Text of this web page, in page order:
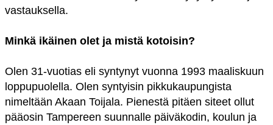
vastauksella.
Minkä ikäinen olet ja mistä kotoisin?
Olen 31-vuotias eli syntynyt vuonna 1993 maaliskuun
loppupuolella. Olen syntyisin pikkukaupungista
nimeltään Akaan Toijala. Pienestä pitäen siteet ollut
pääosin Tampereen suunnalle päiväkodin, koulun ja